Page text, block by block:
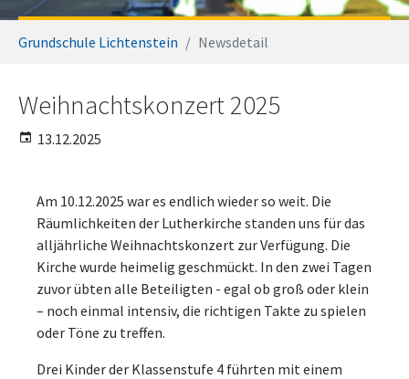
Grundschule Lichtenstein Newsdetail
Weihnachtskonzert 2025
13.12.2025
Am 10.12.2025 war es endlich wieder so weit. Die
Räumlichkeiten der Lutherkirche standen uns für das
alljährliche Weihnachtskonzert zur Verfügung. Die
Kirche wurde heimelig geschmückt. In den zwei Tagen
zuvor übten alle Beteiligten - egal ob groß oder klein
– noch einmal intensiv, die richtigen Takte zu spielen
oder Töne zu treffen.
Drei Kinder der Klassenstufe 4 führten mit einem